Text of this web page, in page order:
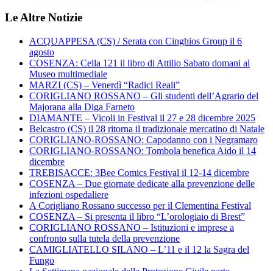
Le Altre Notizie
ACQUAPPESA (CS) / Serata con Cinghios Group il 6
agosto
COSENZA: Cella 121 il libro di Attilio Sabato domani al
Museo multimediale
MARZI (CS) – Venerdì “Radici Reali”
CORIGLIANO ROSSANO – Gli studenti dell’Agrario del
Majorana alla Diga Farneto
DIAMANTE – Vicoli in Festival il 27 e 28 dicembre 2025
Belcastro (CS) il 28 ritorna il tradizionale mercatino di Natale
CORIGLIANO-ROSSANO: Capodanno con i Negramaro
CORIGLIANO-ROSSANO: Tombola benefica Aido il 14
dicembre
TREBISACCE: 3Bee Comics Festival il 12-14 dicembre
COSENZA – Due giornate dedicate alla prevenzione delle
infezioni ospedaliere
A Corigliano Rossano successo per il Clementina Festival
COSENZA – Si presenta il libro “L’orologiaio di Brest”
CORIGLIANO ROSSANO – Istituzioni e imprese a
confronto sulla tutela della prevenzione
CAMIGLIATELLO SILANO – L’11 e il 12 la Sagra del
Fungo